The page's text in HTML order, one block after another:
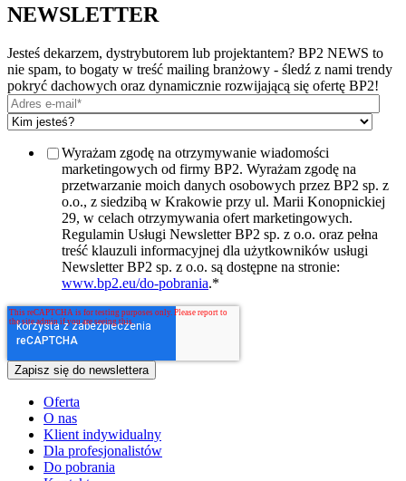
NEWSLETTER
Jesteś dekarzem, dystrybutorem lub projektantem? BP2 NEWS to
nie spam, to bogaty w treść mailing branżowy - śledź z nami trendy
pokryć dachowych oraz dynamicznie rozwijającą się ofertę BP2!
Wyrażam zgodę na otrzymywanie wiadomości
marketingowych od firmy BP2. Wyrażam zgodę na
przetwarzanie moich danych osobowych przez BP2 sp. z
o.o., z siedzibą w Krakowie przy ul. Marii Konopnickiej
29, w celach otrzymywania ofert marketingowych.
Regulamin Usługi Newsletter BP2 sp. z o.o. oraz pełna
treść klauzuli informacyjnej dla użytkowników usługi
Newsletter BP2 sp. z o.o. są dostępne na stronie:
www.bp2.eu/do-pobrania.*
Oferta
O nas
Klient indywidualny
Dla profesjonalistów
Do pobrania